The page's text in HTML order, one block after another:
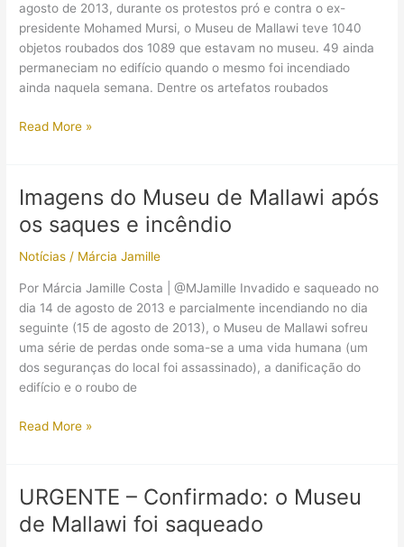
agosto de 2013, durante os protestos pró e contra o ex-
presidente Mohamed Mursi, o Museu de Mallawi teve 1040
objetos roubados dos 1089 que estavam no museu. 49 ainda
permaneciam no edifício quando o mesmo foi incendiado
ainda naquela semana. Dentre os artefatos roubados
Estátua
Akhenaton
roubada
Museu
de
Mallawi
foi
recuperada
Read More »
Imagens do Museu de Mallawi após
os saques e incêndio
Notícias / Márcia Jamille
Por Márcia Jamille Costa | @MJamille Invadido e saqueado no
dia 14 de agosto de 2013 e parcialmente incendiando no dia
seguinte (15 de agosto de 2013), o Museu de Mallawi sofreu
uma série de perdas onde soma-se a uma vida humana (um
dos seguranças do local foi assassinado), a danificação do
edifício e o roubo de
Imagens
Mallawi
após
Read More »
URGENTE – Confirmado: o Museu
de Mallawi foi saqueado